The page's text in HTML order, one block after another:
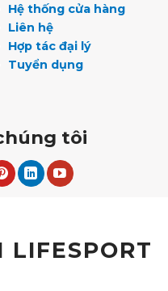
Hệ thống cửa hàng
Liên hệ
Hợp tác đại lý
Tuyển dụng
tôi
LIFESPORT